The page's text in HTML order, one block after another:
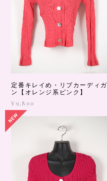
定番キレイめ・リブカーディガ
ン【オレンジ系ピンク】
¥9,800